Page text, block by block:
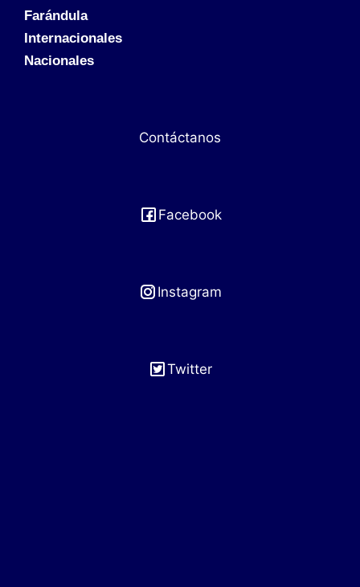
Farándula
Internacionales
Nacionales
Contáctanos
Facebook
Instagram
Twitter